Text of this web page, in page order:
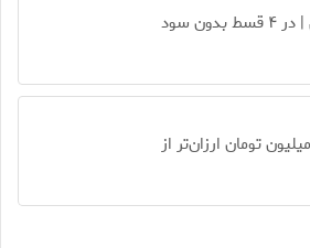
خرید موبایل با اسنپ پی | در ۴ قسط بدون سود
تومان ارزان‌تر از